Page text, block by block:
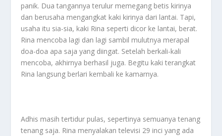
panik. Dua tangannya terulur memegang betis kirinya
dan berusaha mengangkat kaki kirinya dari lantai. Tapi,
usaha itu sia-sia, kaki Rina seperti dicor ke lantai, berat.
Rina mencoba lagi dan lagi sambil mulutnya merapal
doa-doa apa saja yang diingat. Setelah berkali-kali
mencoba, akhirnya berhasil juga. Begitu kaki terangkat
Rina langsung berlari kembali ke kamarnya.
Adhis masih tertidur pulas, sepertinya semuanya tenang
tenang saja. Rina menyalakan televisi 29 inci yang ada